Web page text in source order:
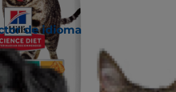
de idioma